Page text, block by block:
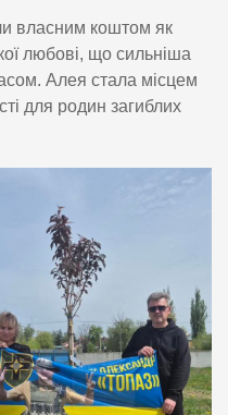
власним коштом як
любові, що сильніша
Алея стала місцем
для родин загиблих